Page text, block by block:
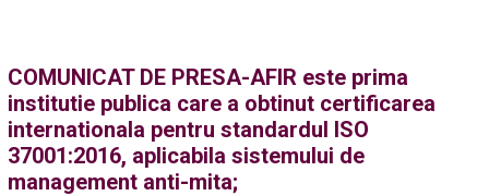
COMUNICAT DE PRESA-AFIR este prima
institutie publica care a obtinut certificarea
internationala pentru standardul ISO
37001:2016, aplicabila sistemului de
management anti-mita;